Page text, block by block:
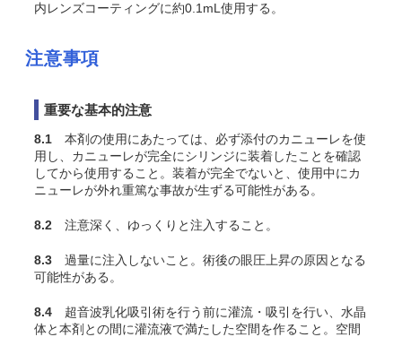
内レンズコーティングに約0.1mL使用する。
注意事項
重要な基本的注意
8.1 本剤の使用にあたっては、必ず添付のカニューレを使
用し、カニューレが完全にシリンジに装着したことを確認
してから使用すること。装着が完全でないと、使用中にカ
ニューレが外れ重篤な事故が生ずる可能性がある。
8.2 注意深く、ゆっくりと注入すること。
8.3 過量に注入しないこと。術後の眼圧上昇の原因となる
可能性がある。
8.4 超音波乳化吸引術を行う前に灌流・吸引を行い、水晶
体と本剤との間に灌流液で満たした空間を作ること。空間